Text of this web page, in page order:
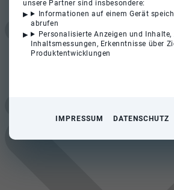
unsere Partner sind insbesondere:
Informationen auf einem Gerät
abrufen
Personalisierte Anzeigen und Inhalte,
Inhaltsmessungen, Erkenntnisse über
Produktentwicklungen
IMPRESSUM DATENSCHUTZ